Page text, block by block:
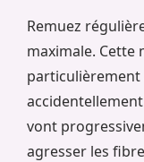
Remuez
maximale. Cette
particulièrement
vont
agresser les